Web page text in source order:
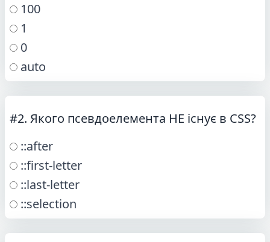
100
1
0
auto
#2. Якого псевдоелемента НЕ існує в CSS?
::after
::first-letter
::last-letter
::selection